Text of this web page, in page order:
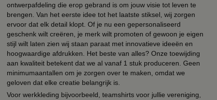
ontwerpafdeling die erop gebrand is om jouw visie tot leven te
brengen. Van het eerste idee tot het laatste stiksel, wij zorgen
ervoor dat elk detail klopt. Of je nu een gepersonaliseerd
geschenk wilt creëren, je merk wilt promoten of gewoon je eigen
stijl wilt laten zien wij staan paraat met innovatieve ideeën en
hoogwaardige afdrukken. Het beste van alles? Onze toewijding
aan kwaliteit betekent dat we al vanaf 1 stuk produceren. Geen
minimumaantallen om je zorgen over te maken, omdat we
geloven dat elke creatie belangrijk is.
Voor werkkleding bijvoorbeeld, teamshirts voor jullie vereniging,